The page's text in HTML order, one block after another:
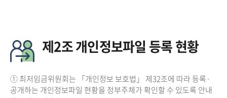
제2조 개인정보파일 등록 현황
① 최저임금위원회는 「개인정보 보호법」 제32조에 따라 등록·
공개하는 개인정보파일 현황을 정부주체가 확인할 수 있도록 안내